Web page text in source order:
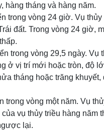
hàng tháng và hàng năm.
trong vòng 24 giờ. Vụ thủy
đất. Trong vòng 24 giờ,
trong vòng 29,5 ngày. Vụ
ở vị trí mới hoặc tròn, độ
tháng hoặc trăng khuyết,
vòng một năm. Vụ
vụ thủy triều hàng năm
lại.